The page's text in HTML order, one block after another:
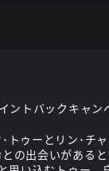
トゥーとリン･チ
の出会いがある